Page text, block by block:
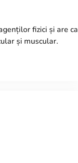
fizici și are ca
și muscular.